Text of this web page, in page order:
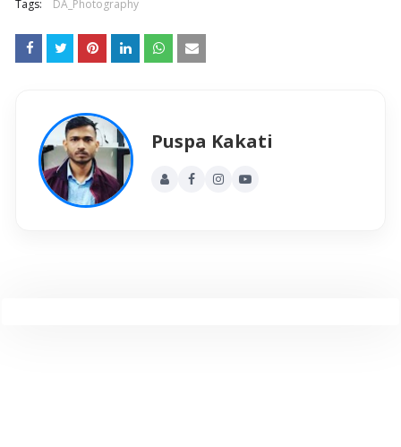
Tags: DA_Photography
Puspa Kakati